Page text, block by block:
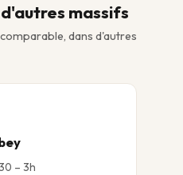
massifs
dans d'autres
– 3h